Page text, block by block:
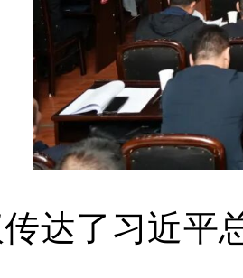
达了习近平